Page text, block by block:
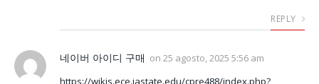
REPLY
네이버 아이디 구매 on 25 agosto, 2025 5:56 am
https://wikis.ece.iastate.edu/cpre488/index.php?